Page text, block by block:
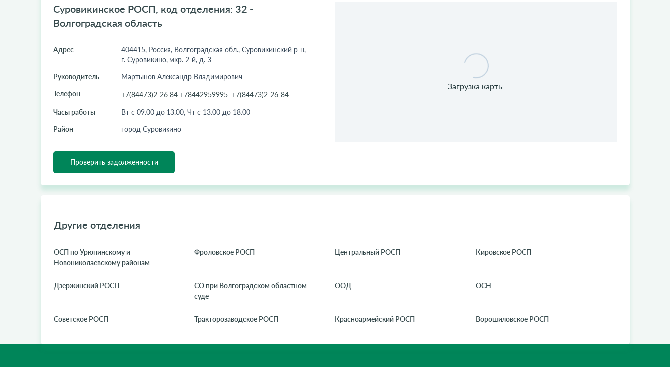
Суровикинское РОСП, код отделения: 32 -
Волгоградская область
Адрес
404415, Россия, Волгоградская обл., Суровикинский р-н,
г. Суровикино, мкр. 2-й, д. 3
Руководитель
Мартынов Александр Владимирович
Телефон
+7(84473)2-26-84 +78442959995 +7(84473)2-26-84
Часы работы
Вт с 09.00 до 13.00, Чт с 13.00 до 18.00
Район
город Суровикино
Проверить задолженности
Другие отделения
ОСП по Урюпинскому и
Новониколаевскому районам
Фроловское РОСП Центральный РОСП Кировское РОСП
Дзержинский РОСП
СО при Волгоградском областном
суде
ООД ОСН
Советское РОСП Тракторозаводское РОСП Красноармейский РОСП Ворошиловское РОСП